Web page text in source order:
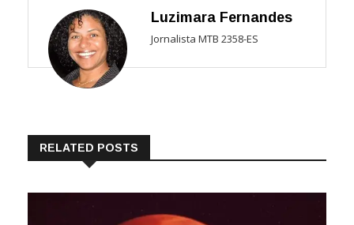
Luzimara Fernandes
Jornalista MTB 2358-ES
RELATED POSTS